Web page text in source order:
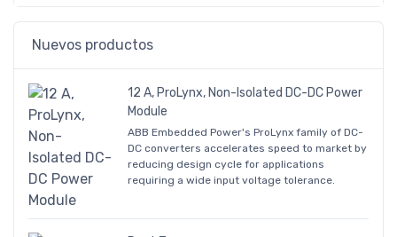
Nuevos productos
12 A, ProLynx, Non-Isolated DC-DC Power
Module
ABB Embedded Power's ProLynx family of DC-
DC converters accelerates speed to market by
reducing design cycle for applications
requiring a wide input voltage tolerance.